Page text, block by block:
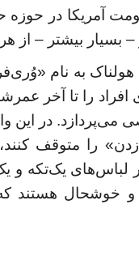
در حوزه
– بسیار بیشتر –
به نام
را تا آخر
در این
را متوقف
لباس‌های یک‌تکه و
خوشحال هستند که